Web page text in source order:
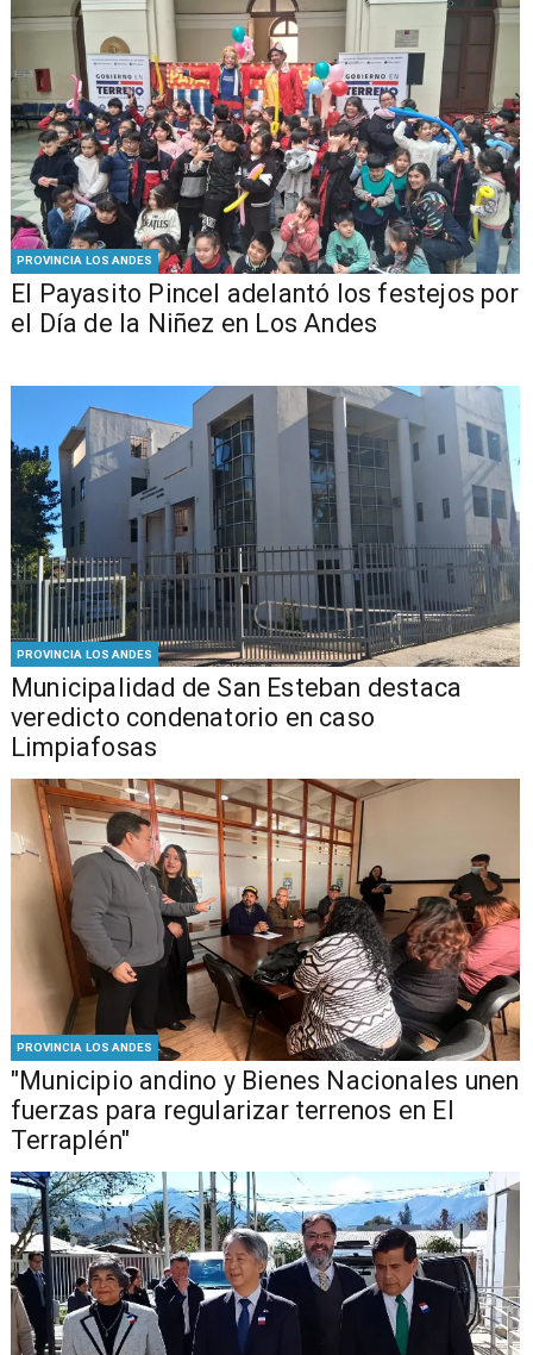
PROVINCIA LOS ANDES
El Payasito Pincel adelantó los festejos por
el Día de la Niñez en Los Andes
PROVINCIA LOS ANDES
Municipalidad de San Esteban destaca
veredicto condenatorio en caso
Limpiafosas
PROVINCIA LOS ANDES
"Municipio andino y Bienes Nacionales unen
fuerzas para regularizar terrenos en El
Terraplén"